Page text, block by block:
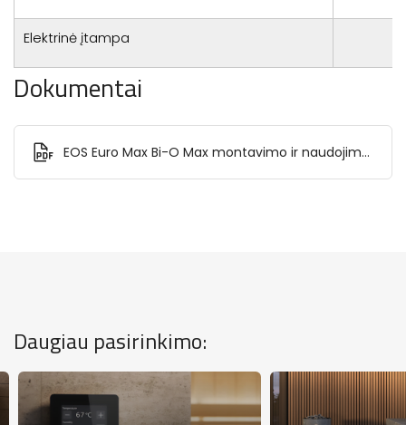
Elektrinė įtampa
Dokumentai
EOS Euro Max Bi-O Max montavimo ir naudojimo
Daugiau pasirinkimo: